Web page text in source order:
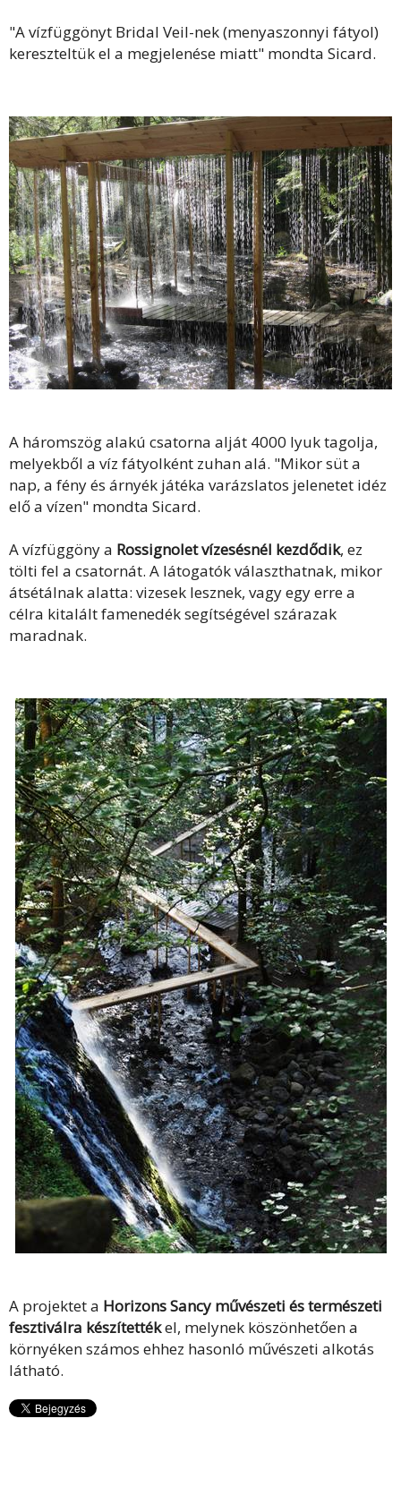
"A vízfüggönyt Bridal Veil-nek (menyaszonnyi fátyol)
kereszteltük el a megjelenése miatt" mondta Sicard.
A háromszög alakú csatorna alját 4000 lyuk tagolja,
melyekből a víz fátyolként zuhan alá. "Mikor süt a
nap, a fény és árnyék játéka varázslatos jelenetet idéz
elő a vízen" mondta Sicard.
A vízfüggöny a Rossignolet vízesésnél kezdődik, ez
tölti fel a csatornát. A látogatók választhatnak, mikor
átsétálnak alatta: vizesek lesznek, vagy egy erre a
célra kitalált famenedék segítségével szárazak
maradnak.
A projektet a Horizons Sancy művészeti és természeti
fesztiválra készítettékel, melynek köszönhetően a
környéken számos ehhez hasonló művészeti alkotás
látható.